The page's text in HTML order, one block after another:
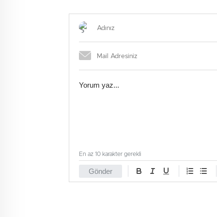
Gönder
En az 10 karakter gerekli